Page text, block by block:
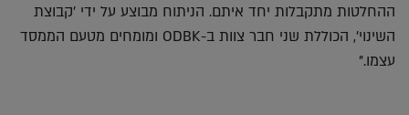
ההחלטות מתקבלות יחד איתם. הניתוח מבוצע על ידי 'קבוצת
השינוי', הכוללת שני חבר צוות ב-ODBK ומומחים מטעם הממסד
עצמו."